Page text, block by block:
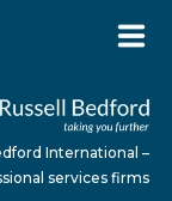
International –
services firms